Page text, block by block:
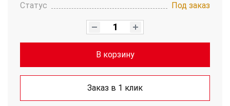
Статус
Под заказ
В корзину
Заказ в 1 клик